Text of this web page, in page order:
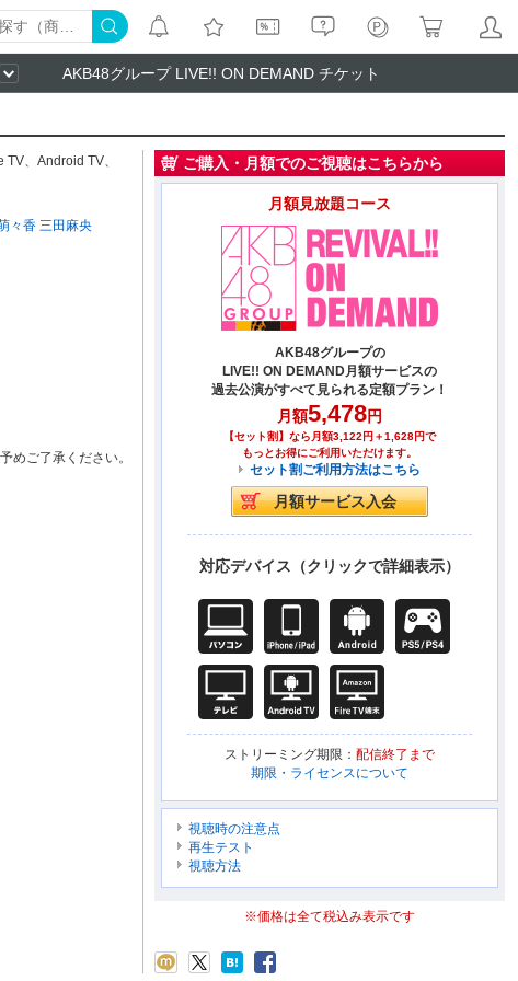
AKB48グループ LIVE!! ON DEMAND チケット
TV、 Android TV、
々香 三田麻央
めご了承ください。
ご購入・月額でのご視聴はこちらから
月額見放題コース
AKB48グループの
LIVE!! ON DEMAND月額サービスの
過去公演がすべて見られる定額プラン！
月額5,478円
【セット割】なら月額3,122円＋1,628円で
もっとお得にご利用いただけます。
セット割ご利用方法はこちら
対応デバイス（クリックで詳細表示）
ストリーミング期限： 配信終了まで
期限・ライセンスについて
視聴時の注意点
再生テスト
視聴方法
※価格は全て税込み表示です